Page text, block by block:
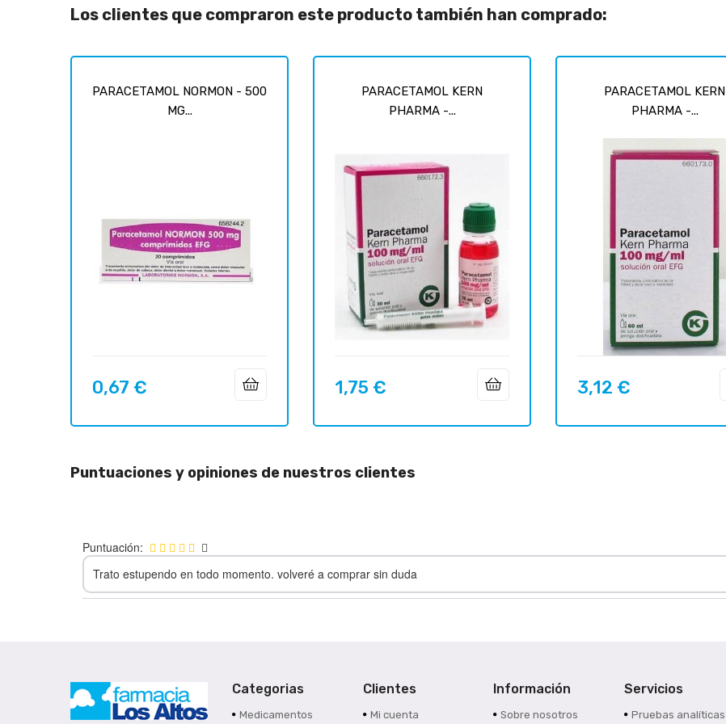
Los clientes que compraron este producto también han comprado:
PARACETAMOL NORMON - 500
MG...
Precio
0,67 €
PARACETAMOL KERN
PHARMA -...
Precio
1,75 €
PARACETAMOL KERN
PHARMA -...
Precio
3,12 €
Puntuaciones y opiniones de nuestros clientes
Puntuación:
Trato estupendo en todo momento. volveré a comprar sin duda
Categorias
Medicamentos
Clientes
Mi cuenta
Información
Sobre nosotros
Servicios
Pruebas analíticas